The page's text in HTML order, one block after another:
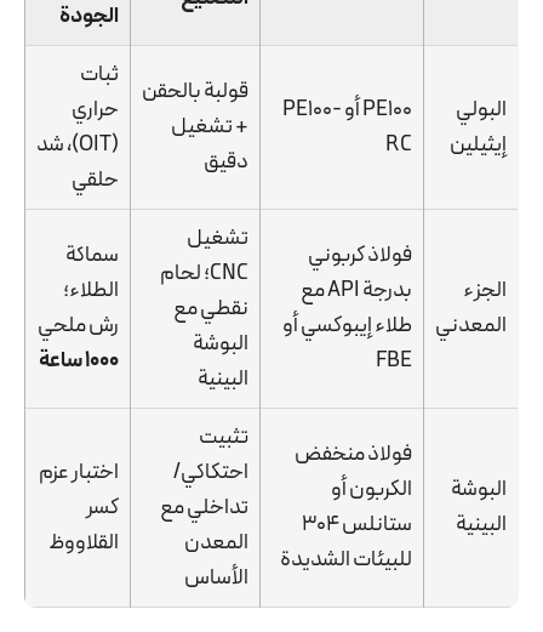
الجودة
البولي
إيثيلين
PE100 أو PE100-
RC
قولبة بالحقن
+ تشغيل
دقيق
ثبات
حراري
(OIT)، شد
حلقي
الجزء
المعدني
فولاذ كربوني
بدرجة API مع
طلاء إيبوكسي أو
FBE
تشغيل
CNC؛ لحام
نقطي مع
البوشة
البينية
سماكة
الطلاء؛
رش ملحي
1000 ساعة
البوشة
البينية
فولاذ منخفض
الكربون أو
ستانلس 304
للبيئات الشديدة
تثبيت
احتكاكي/
تداخلي مع
المعدن
الأساس
اختبار عزم
كسر
القلاووظ